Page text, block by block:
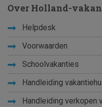
Over Holland-
Helpdesk
Voorwaarden
Schoolvakanties
Handleiding
Handleiding verkopen